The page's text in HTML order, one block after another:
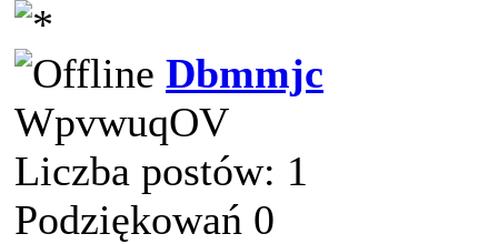
Dbmmjc
WpvwuqOV
Liczba postów: 1
Podziękowań 0